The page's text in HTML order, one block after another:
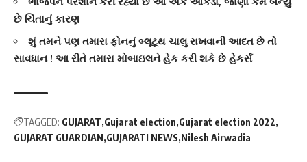
છે ચિંતાનું કારણ
શું તમને પણ તમારા ફોનનું બ્લૂટૂથ ચાલુ રાખવાની આદત છે તો
સાવધાન ! આ રીતે તમારા મોબાઇલને હેક કરી શકે છે હેકર્સ
TAGGED: GUJARAT Gujarat election Gujarat election 2022
GUJARAT GUARDIAN GUJARATI NEWS Nilesh Airwadia